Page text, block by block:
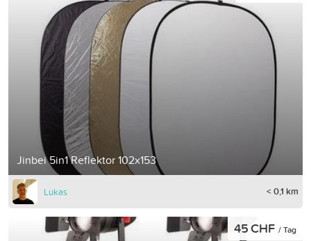
Jinbei 5in1 Reflektor 102x153
Lukas < 0,1 km
45 CHF / Tag